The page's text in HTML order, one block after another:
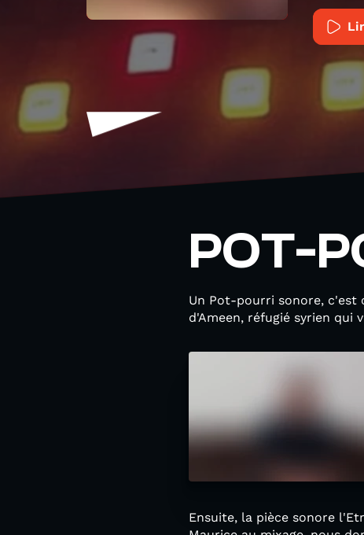
POT-
Un Pot-pourri sonore, c'est
d'Ameen, réfugié syrien qui
Ensuite, la pièce sonore